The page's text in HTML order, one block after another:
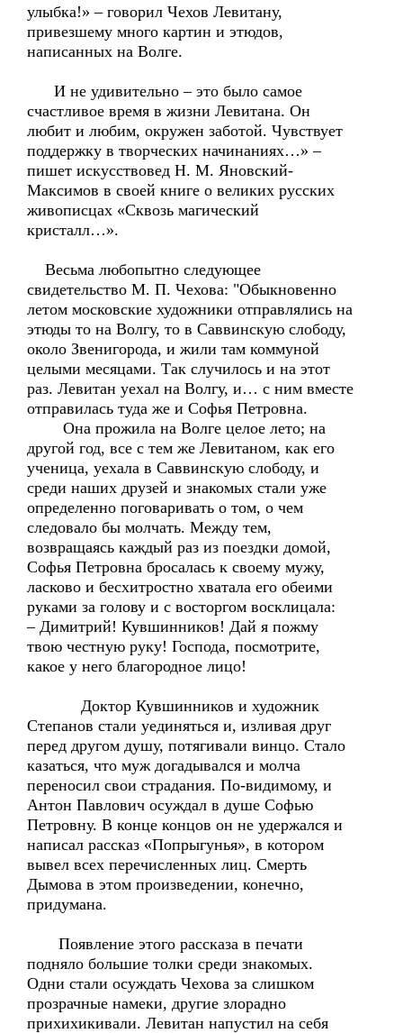
улыбка!» – говорил Чехов Левитану,
привезшему много картин и этюдов,
написанных на Волге.
И не удивительно – это было самое
счастливое время в жизни Левитана. Он
любит и любим, окружен заботой. Чувствует
поддержку в творческих начинаниях…» –
пишет искусствовед Н. М. Яновский-
Максимов в своей книге о великих русских
живописцах «Сквозь магический
кристалл…».
Весьма любопытно следующее
свидетельство М. П. Чехова: "Обыкновенно
летом московские художники отправлялись на
этюды то на Волгу, то в Саввинскую слободу,
около Звенигорода, и жили там коммуной
целыми месяцами. Так случилось и на этот
раз. Левитан уехал на Волгу, и… с ним вместе
отправилась туда же и Софья Петровна.
Она прожила на Волге целое лето; на
другой год, все с тем же Левитаном, как его
ученица, уехала в Саввинскую слободу, и
среди наших друзей и знакомых стали уже
определенно поговаривать о том, о чем
следовало бы молчать. Между тем,
возвращаясь каждый раз из поездки домой,
Софья Петровна бросалась к своему мужу,
ласково и бесхитростно хватала его обеими
руками за голову и с восторгом восклицала:
– Димитрий! Кувшинников! Дай я пожму
твою честную руку! Господа, посмотрите,
какое у него благородное лицо!
Доктор Кувшинников и художник
Степанов стали уединяться и, изливая друг
перед другом душу, потягивали винцо. Стало
казаться, что муж догадывался и молча
переносил свои страдания. По-видимому, и
Антон Павлович осуждал в душе Софью
Петровну. В конце концов он не удержался и
написал рассказ «Попрыгунья», в котором
вывел всех перечисленных лиц. Смерть
Дымова в этом произведении, конечно,
придумана.
Появление этого рассказа в печати
подняло большие толки среди знакомых.
Одни стали осуждать Чехова за слишком
прозрачные намеки, другие злорадно
прихихикивали. Левитан напустил на себя